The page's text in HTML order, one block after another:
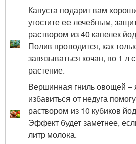
Капуста подарит вам
угостите ее лечебным,
раствором из 40 капелек
Полив проводится, как
завязываться кочан, по 1 л
растение.
Вершинная гниль овощей –
избавиться от недуга
раствором из 10 кубиков
Эффект будет заметнее,
литр молока.